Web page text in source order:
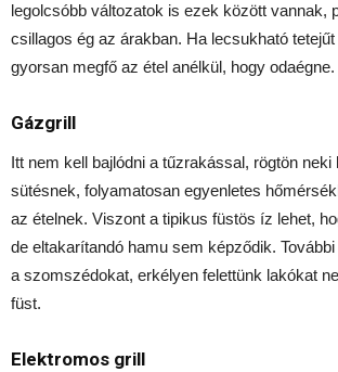
legolcsóbb változatok is ezek között vannak,
csillagos ég az árakban. Ha lecsukható
gyorsan megfő az étel anélkül, hogy odaégne.
Gázgrill
Itt nem kell bajlódni a tűzrakással, rögtön neki
sütésnek, folyamatosan egyenletes
az ételnek. Viszont a tipikus füstös íz lehet,
de eltakarítandó hamu sem képződik.
a szomszédokat, erkélyen felettünk lakókat
füst.
Elektromos grill